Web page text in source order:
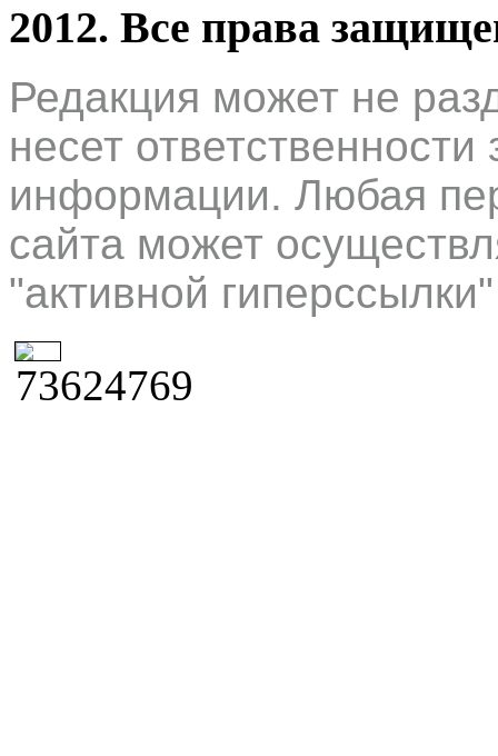
2012. Все права
Редакция может не
несет
информации. Любая
сайта может
"активной